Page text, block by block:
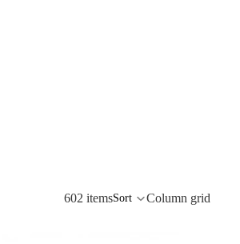
602 itemsSort Column grid